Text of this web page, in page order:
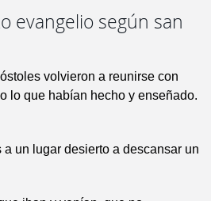
evangelio según san
volvieron a reunirse con
lo que habían hecho y enseñado.
un lugar desierto a descansar un